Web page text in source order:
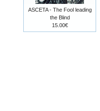
ASCETA - The Fool leading
the Blind
15.00€